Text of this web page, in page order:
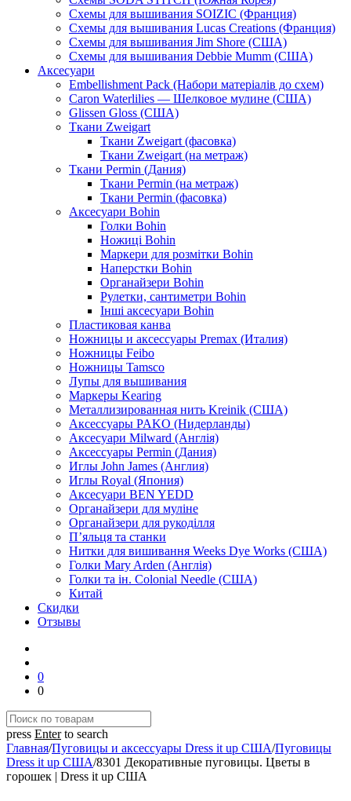
Схемы для вышивания SOIZIC (Франция)
Схемы для вышивания Lucas Creations (Франция)
Схемы для вышивания Jim Shore (США)
Схемы для вышивания Debbie Mumm (США)
Аксесуари
Embellishment Pack (Набори матеріалів до схем)
Caron Waterlilies — Шелковое мулине (США)
Glissen Gloss (США)
Ткани Zweigart
Ткани Zweigart (фасовка)
Ткани Zweigart (на метраж)
Ткани Permin (Дания)
Ткани Permin (на метраж)
Ткани Permin (фасовка)
Аксесуари Bohin
Голки Bohin
Ножиці Bohin
Маркери для розмітки Bohin
Наперстки Bohin
Органайзери Bohin
Рулетки, сантиметри Bohin
Інші аксесуари Bohin
Пластиковая канва
Ножницы и аксессуары Premax (Италия)
Ножницы Feibo
Ножницы Tamsco
Лупы для вышивания
Маркеры Kearing
Металлизированная нить Kreinik (США)
Аксессуары PAKO (Нидерланды)
Аксесуари Milward (Англія)
Аксессуары Permin (Дания)
Иглы John James (Англия)
Иглы Royal (Япония)
Аксесуари BEN YEDD
Органайзери для муліне
Органайзери для рукоділля
П’яльця та станки
Нитки для вишивання Weeks Dye Works (США)
Голки Mary Arden (Англія)
Голки та ін. Colonial Needle (США)
Китай
Скидки
Отзывы
0
0
press Enterto search
Главная/Пуговицы и аксессуары Dress it up США/Пуговицы
Dress it up США/8301 Декоративные пуговицы. Цветы в
горошек | Dress it up США